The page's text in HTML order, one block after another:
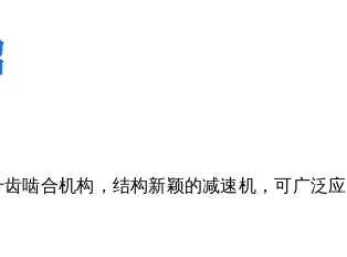
啮合机构，结构新颖的减速机，可广泛应